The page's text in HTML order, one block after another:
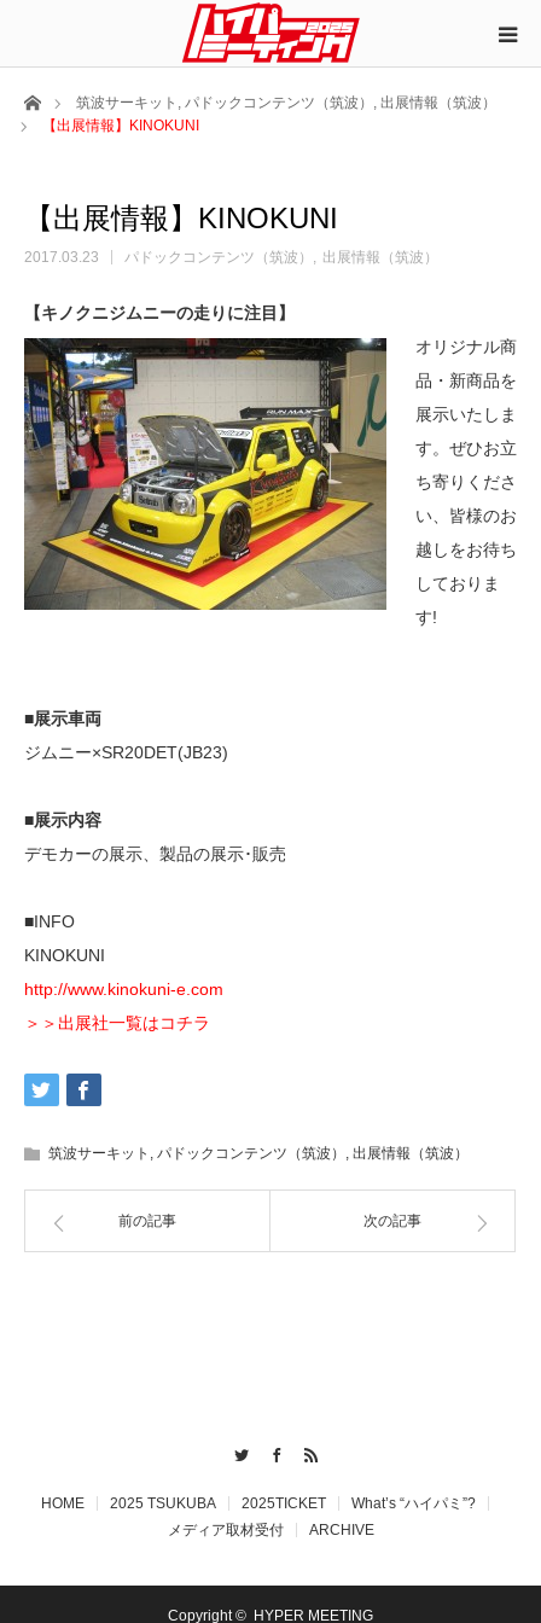
ホーム筑波サーキット , パドックコンテンツ（筑波） , 出展情報（筑波）
【出展情報】KINOKUNI
【出展情報】KINOKUNI
2017.03.23 パドックコンテンツ（筑波） 出展情報（筑波）
【キノクニジムニーの走りに注目】
オリジナル商
品・新商品を
展示いたしま
す。ぜひお立
ち寄りくださ
い、皆様のお
越しをお待ち
しておりま
す!
■展示車両
ジムニー×SR20DET(JB23)
■展示内容
デモカーの展示、製品の展示･販売
■INFO
KINOKUNI
http://www.kinokuni-e.com
＞＞出展社一覧はコチラ
筑波サーキット , パドックコンテンツ（筑波） , 出展情報（筑波）
前の記事 次の記事
HOME 2025 TSUKUBA 2025TICKET
What’s “ハイパミ”?
メディア取材受付
ARCHIVE
Copyright © HYPER MEETING